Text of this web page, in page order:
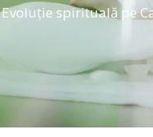
Evoluție spirituală pe